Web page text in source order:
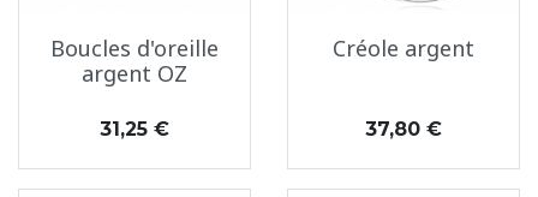
Boucles d'oreille
argent OZ
Prix
31,25 €
Créole argent
Prix
37,80 €